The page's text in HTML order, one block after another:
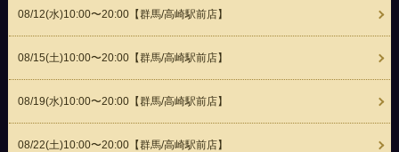
08/12(水)10:00〜20:00【群馬/高崎駅前店】
08/15(土)10:00〜20:00【群馬/高崎駅前店】
08/19(水)10:00〜20:00【群馬/高崎駅前店】
08/22(土)10:00〜20:00【群馬/高崎駅前店】